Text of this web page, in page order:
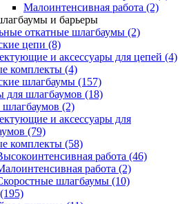
Малоинтенсивная работа (2)
и барьеры
откатные шлагбаумы (2)
цепи (8)
и аксессуары для цепей (4)
комплекты (4)
шлагбаумы (157)
для шлагбаумов (18)
(2)
и аксессуары для
(79)
комплекты (58)
работа (46)
работа (2)
шлагбаумы (10)
(195)